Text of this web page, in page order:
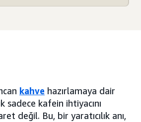
kahve hazırlamaya dair
sadece kafein ihtiyacını
değil. Bu, bir yaratıcılık anı,